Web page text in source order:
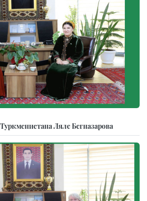
Ляле Бегназарова